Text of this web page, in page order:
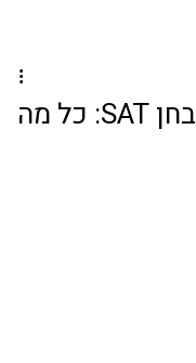
קורס SAT | מבחן SAT: כל מה